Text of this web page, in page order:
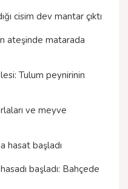
cisim dev mantar çıktı
ateşinde matarada
Tulum peynirinin
ve meyve
hasat başladı
başladı: Bahçede